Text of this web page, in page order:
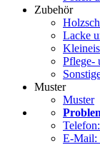
Zubehör
Lacke
Pflege-
Muster
Muster
E-Mail: